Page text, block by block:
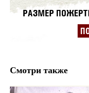
Смотри также